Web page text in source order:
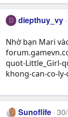
D diepthuy_vy
Nhờ bạn Mari
quot-Little_Girl-
khong-can-co-
Sunoflife